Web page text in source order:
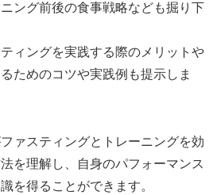
ング前後の食事戦略なども掘り下
ィングを実践する際のメリットや
ためのコツや実践例も提示しま
ァスティングとトレーニングを効
を理解し、自身のパフォーマンス
を得ることができます。